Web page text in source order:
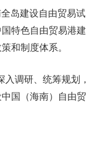
岛建设自由贸易试
特色自由贸易港建
和制度体系。
调研、统筹规划，
国（海南）自由贸